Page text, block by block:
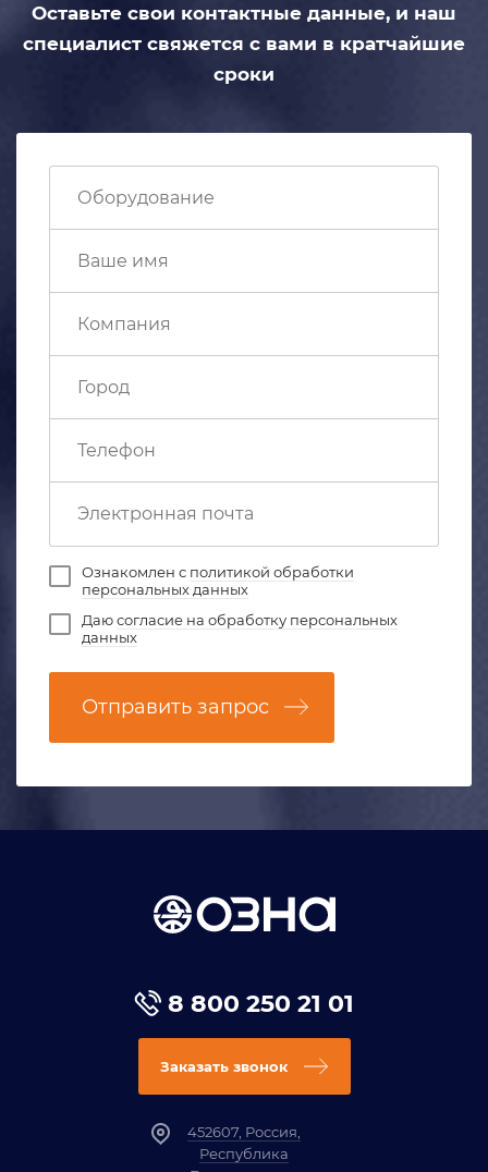
Оставьте свои контактные данные, и наш
специалист свяжется с вами в кратчайшие
сроки
Ознакомлен с политикой обработки
персональных данных
Даюсогласие на обработку персональных
данных
Отправить запрос
8 800 250 21 01
Заказать звонок
452607, Россия,
Республика